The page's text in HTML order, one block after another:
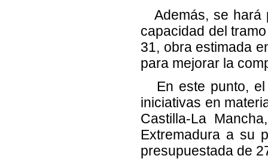
Además, se hará
capacidad del
31, obra estimada
para mejorar la
En este punto, el
iniciativas en
Castilla-La
Extremadura a su
presupuestada de